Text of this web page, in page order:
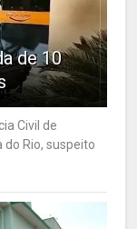
de 10
Civil de
do Rio, suspeito